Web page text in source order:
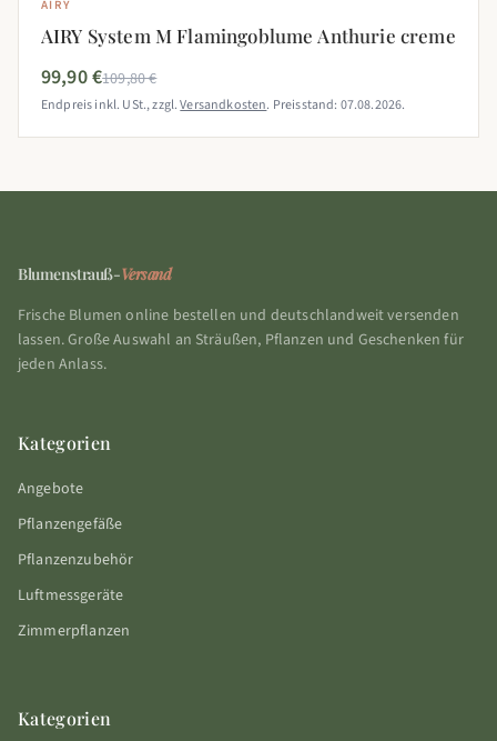
AIRY
AIRY System M Flamingoblume Anthurie creme
99,90 €109,80 €
Endpreis inkl. USt., zzgl.Versandkosten. Preisstand: 07.08.2026.
Blumenstrauß-Versand
Frische Blumen online bestellen und deutschlandweit versenden
lassen. Große Auswahl an Sträußen, Pflanzen und Geschenken für
jeden Anlass.
Kategorien
Angebote
Pflanzengefäße
Pflanzenzubehör
Luftmessgeräte
Zimmerpflanzen
Kategorien